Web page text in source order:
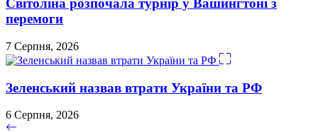
Світоліна розпочала турнір у Вашингтоні з
перемоги
7 Серпня, 2026
Зеленський назвав втрати України та РФ
6 Серпня, 2026